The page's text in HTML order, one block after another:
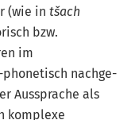
(wie in tšach
bzw.
im
phonetisch nachge­
Aussprache als
komplexe